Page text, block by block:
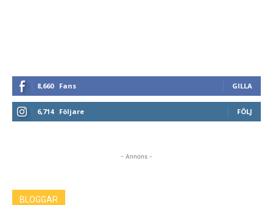
8,660 Fans GILLA
6,714 Följare FÖLJ
- Annons -
BLOGGAR